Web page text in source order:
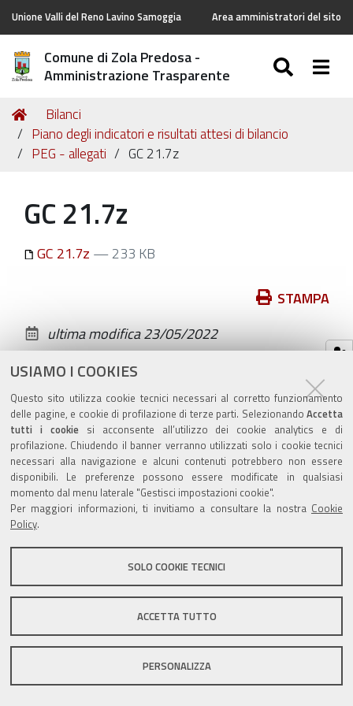
USIAMO I COOKIES
Questo sito utilizza cookie tecnici necessari al corretto funzionamento
delle pagine, e cookie di profilazione di terze parti. Selezionando Accetta
tutti i cookiesi acconsente all’utilizzo dei cookie analytics e di
profilazione. Chiudendo il banner verranno utilizzati solo i cookie tecnici
necessari alla navigazione e alcuni contenuti potrebbero non essere
disponibili. Le preferenze possono essere modificate in qualsiasi
momento dal menu laterale "Gestisci impostazioni cookie".
Per maggiori informazioni, ti invitiamo a consultare la nostra Cookie
Policy.
SOLO COOKIE TECNICI
ACCETTA TUTTO
PERSONALIZZA
Unione Valli del Reno Lavino Samoggia Area amministratori del sito
Comune di Zola Predosa -
Amministrazione Trasparente
Tu
sei
qui:
Home
Bilanci
Piano degli indicatori e risultati attesi di bilancio
PEG - allegati
GC 21.7z
GC 21.7z
GC 21.7z — 233 KB
documento
STAMPA
ultima modifica23/05/2022
Valuta questo sito
Sito istituzionale Comune di Zola Predosa
DPO|Accessibilità